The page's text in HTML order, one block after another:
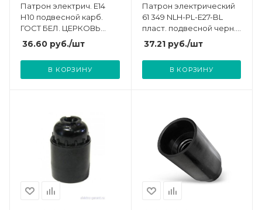
Патрон электрич. E14
Н10 подвесной карб.
ГОСТ БЕЛ. ЦЕРКОВЬ
Е14Н10П-09
36.60 руб./шт
В КОРЗИНУ
Патрон электрический
61 349 NLH-PL-E27-BL
пласт. подвесной черн.
E27 Navigator 61349
37.21руб./шт
В КОРЗИНУ